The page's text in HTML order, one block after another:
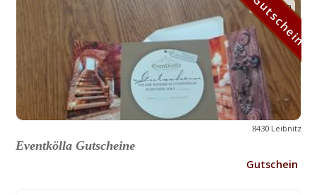
Gutschein
8430 Leibnitz
Eventkölla Gutscheine
Gutschein
Gutschein